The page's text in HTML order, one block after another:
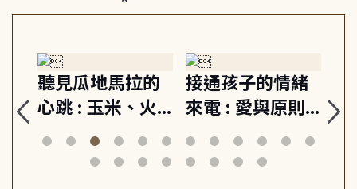
聽見瓜地馬拉的
心跳 : 玉米、火
山與信仰, 外交官
筆下的現代馬雅
接通孩子的情緒
來電 : 愛與原則,
建立教養的安定
節奏 22個行動練
關